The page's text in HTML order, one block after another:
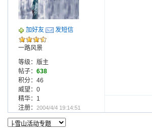
加好友 发短信
一路风景
等级：版主
帖子： 638
积分：46
威望：0
精华：1
注册： 2004/4/4 19:14:51